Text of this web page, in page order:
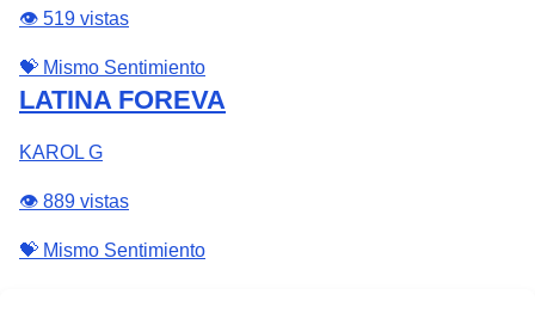
👁️ 519 vistas
💝 Mismo Sentimiento
LATINA FOREVA
KAROL G
👁️ 889 vistas
💝 Mismo Sentimiento